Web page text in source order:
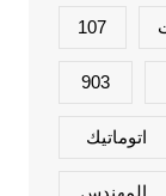
107
903
اتوماتيك
المهندس